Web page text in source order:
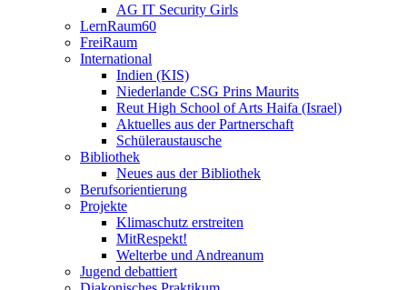
AG IT Security Girls
LernRaum60
FreiRaum
International
Indien (KIS)
Niederlande CSG Prins Maurits
Reut High School of Arts Haifa (Israel)
Aktuelles aus der Partnerschaft
Schüleraustausche
Bibliothek
Neues aus der Bibliothek
Berufsorientierung
Projekte
Klimaschutz erstreiten
MitRespekt!
Welterbe und Andreanum
Jugend debattiert